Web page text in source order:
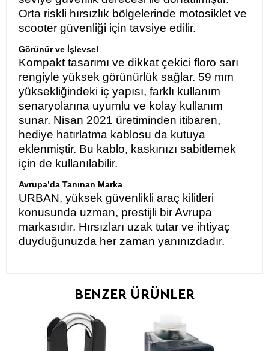
Orta riskli hırsızlık bölgelerinde motosiklet ve
scooter güvenliği için tavsiye edilir.
Görünür ve İşlevsel
Kompakt tasarımı ve dikkat çekici floro sarı
rengiyle yüksek görünürlük sağlar. 59 mm
yüksekliğindeki iç yapısı, farklı kullanım
senaryolarına uyumlu ve kolay kullanım
sunar. Nisan 2021 üretiminden itibaren,
hediye hatırlatma kablosu da kutuya
eklenmiştir. Bu kablo, kaskınızı sabitlemek
için de kullanılabilir.
Avrupa’da Tanınan Marka
URBAN, yüksek güvenlikli araç kilitleri
konusunda uzman, prestijli bir Avrupa
markasıdır. Hırsızları uzak tutar ve ihtiyaç
duyduğunuzda her zaman yanınızdadır.
BENZER ÜRÜNLER